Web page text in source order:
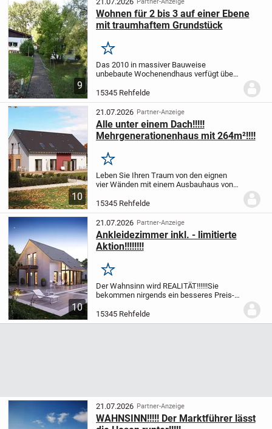
9
Wohnen für 2 bis 3 auf einer Ebene
mit traumhaftem Grundstück
Merken
Das 2010 in massiver Bauweise
unbebaute Wochenendhaus verfügt über
Wohnfläche von ca. 73 m². Mittelpunkt
des Hauses ist die großzügige
Wohnküche mit traumhaftem...
15345 Rehfelde
10
21.07.2026 Partner-Anzeige
Alle unter einem Dach!!!!!
Mehrgenerationenhaus mit 264m²!!!!
Merken
Leben Sie Ihren Traum von den eignen
vier Wänden mit einem Ausbauhaus von
Monat für Monat Miete zu zahlen.
Sie mit an und verwirklichen Sie Ihre
eignen...
15345 Rehfelde
10
21.07.2026 Partner-Anzeige
Ankleidezimmer inkl. - limitierte
Aktion!!!!!!!!
Merken
Der Wahnsinn wird REALITÄT!!!!!!Sie
bekommen nirgends ein besseres Preis-
massa
feiert aktuell 45.000 Häuser made in
Germany und legt passend dazu...
15345 Rehfelde
21.07.2026 Partner-Anzeige
WAHNSINN!!!!! Der Marktführer lässt